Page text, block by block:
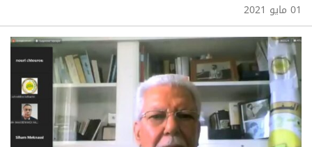
01 مايو 2021